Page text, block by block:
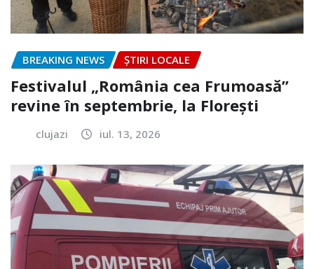
BREAKING NEWS ȘTIRI LOCALE
Festivalul „România cea Frumoasă”
revine în septembrie, la Florești
clujazi iul. 13, 2026